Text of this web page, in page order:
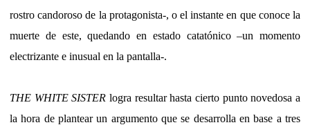
rostro candoroso de la protagonista-, o el instante en que conoce la
muerte de este, quedando en estado catatónico –un momento
electrizante e inusual en la pantalla-.
THE WHITE SISTER logra resultar hasta cierto punto novedosa a
la hora de plantear un argumento que se desarrolla en base a tres